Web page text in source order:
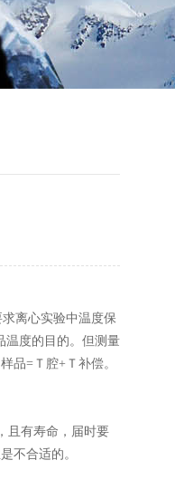
离心实验中温度保
温度的目的。但测量
品=Ｔ腔+Ｔ补偿。
且有寿命，届时要
不合适的。